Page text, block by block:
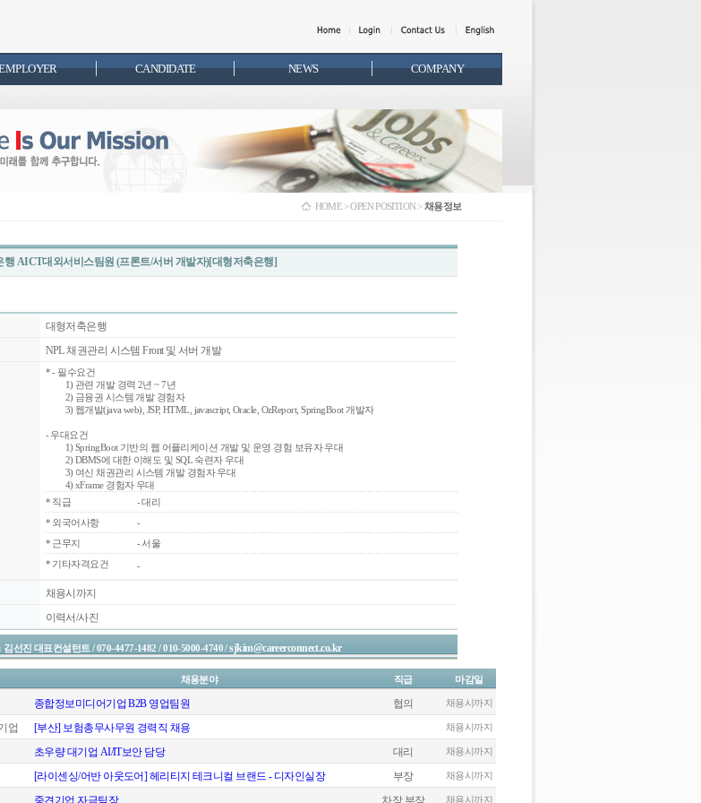
CANDIDATE NEWS COMPANY
HOME > OPEN POSITION > 채용정보
행 AICT대외서비스팀원 (프론트/서버 개발자)[대형저축은행]
대형저축은행
NPL 채권관리 시스템 Front 및 서버 개발
*- 필수요건
1) 관련 개발 경력 2년 ~ 7년
2) 금융권 시스템 개발 경험자
3) 웹개발(java web), JSP, HTML, javascript, Oracle, OzReport, SpringBoot 개발자
- 우대요건
1) SpringBoot 기반의 웹 어플리케이션 개발 및 운영 경험 보유자 우대
2) DBMS에 대한 이해도 및 SQL 숙련자 우대
3) 여신 채권관리 시스템 개발 경험자 우대
4) xFrame 경험자 우대
* 직급
- 대리
* 외국어사항
-
* 근무지
- 서울
* 기타자격요건
-
채용시까지
이력서/사진
김선진 대표컨설턴트 / 070-4477-1482 / 010-5000-4740 /sjkim@careerconnect.co.kr
채용분야 직급 마감일
종합정보미디어기업 B2B 영업팀원 협의 채용시까지
업 [부산] 보험총무사무원 경력직 채용 채용시까지
초우량 대기업 AI/IT보안 담당 대리 채용시까지
[라이센싱/어반 아웃도어] 헤리티지 테크니컬 브랜드 - 디자인실장 부장 채용시까지
중견기업 자금팀장 차장,부장 채용시까지